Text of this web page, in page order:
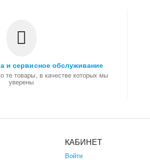
и сервисное обслуживание
те товары, в качестве которых мы
уверены
КАБИНЕТ
Войти